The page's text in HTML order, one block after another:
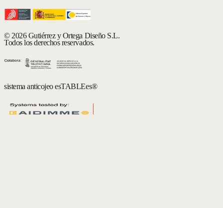
© 2026 Gutiérrez y Ortega Diseño S.L.
Todos los derechos reservados.
sistema anticojeo esTABLEes®